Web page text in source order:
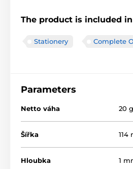
The product is included
Stationery Complete
Parameters
Netto váha 20
Šířka 114
Hloubka 1